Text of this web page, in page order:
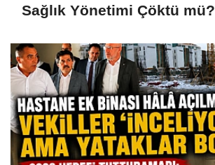
Sağlık Yönetimi Çöktü mü?